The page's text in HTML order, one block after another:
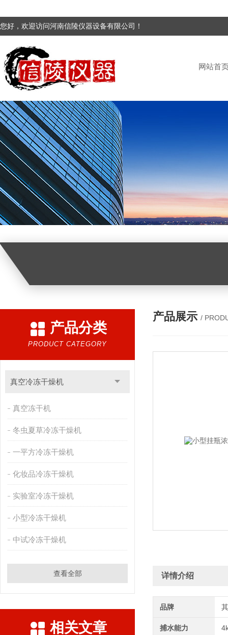
您好，欢迎访问河南信陵仪器设备有限公司！
网站首
产品分类
PRODUCT CATEGORY
真空冷冻干燥机
真空冻干机
冬虫夏草冷冻干燥机
一平方冷冻干燥机
化妆品冷冻干燥机
实验室冷冻干燥机
小型冷冻干燥机
中试冷冻干燥机
查看全部
相关文章
产品展示 /
详情介绍
品牌
捕水能力